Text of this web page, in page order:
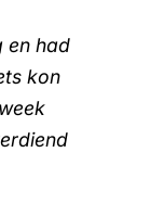
en had
kon